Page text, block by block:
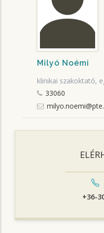
Milyó Noémi
klinikai szakoktató,
33060
+36-